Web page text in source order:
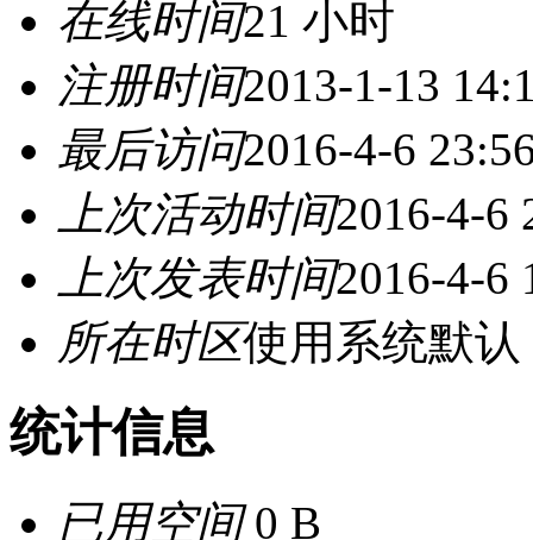
在线时间21 小时
注册时间2013-1-13
最后访问2016-4-6
上次活动时间2016-4-6
上次发表时间2016-4-6
所在时区使用系统默认
统计信息
已用空间0 B